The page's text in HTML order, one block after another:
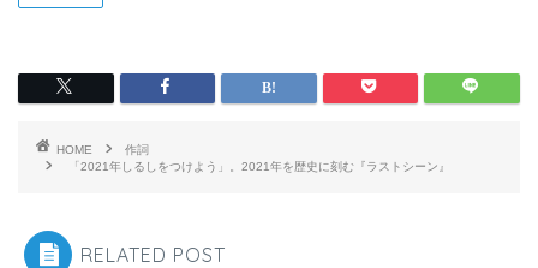
HOME
作詞
「2021年しるしをつけよう」。2021年を歴史に刻む『ラストシーン』
RELATED POST